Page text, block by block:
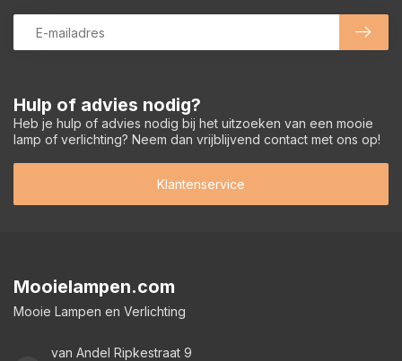
Hulp of advies nodig?
Heb je hulp of advies nodig bij het uitzoeken van een mooie
lamp of verlichting? Neem dan vrijblijvend contact met ons op!
Klantenservice
Mooielampen.com
Mooie Lampen en Verlichting
van Andel Ripkestraat 9